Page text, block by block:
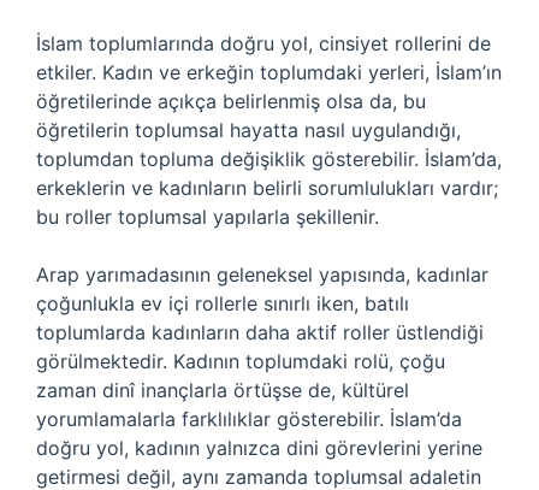
İslam toplumlarında doğru yol, cinsiyet rollerini de
etkiler. Kadın ve erkeğin toplumdaki yerleri, İslam’ın
öğretilerinde açıkça belirlenmiş olsa da, bu
öğretilerin toplumsal hayatta nasıl uygulandığı,
toplumdan topluma değişiklik gösterebilir. İslam’da,
erkeklerin ve kadınların belirli sorumlulukları vardır;
bu roller toplumsal yapılarla şekillenir.
Arap yarımadasının geleneksel yapısında, kadınlar
çoğunlukla ev içi rollerle sınırlı iken, batılı
toplumlarda kadınların daha aktif roller üstlendiği
görülmektedir. Kadının toplumdaki rolü, çoğu
zaman dinî inançlarla örtüşse de, kültürel
yorumlamalarla farklılıklar gösterebilir. İslam’da
doğru yol, kadının yalnızca dini görevlerini yerine
getirmesi değil, aynı zamanda toplumsal adaletin